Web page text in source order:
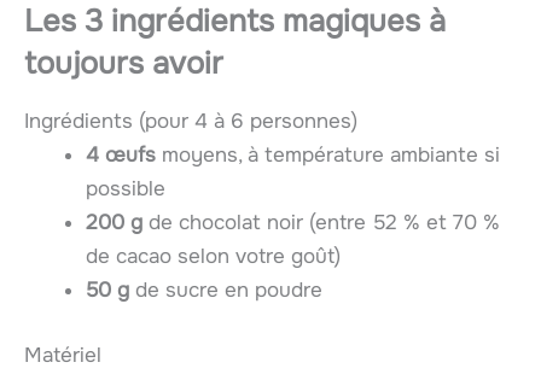
Les 3 ingrédients magiques à
toujours avoir
Ingrédients (pour 4 à 6 personnes)
4 œufs moyens, à température ambiante si
possible
200 g de chocolat noir (entre 52 % et 70 %
de cacao selon votre goût)
50 g de sucre en poudre
Matériel